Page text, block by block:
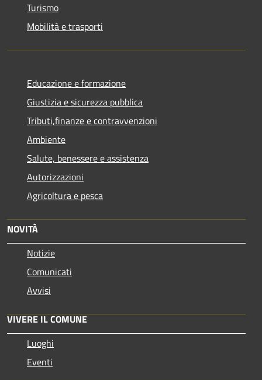
Turismo
Mobilità e trasporti
Educazione e formazione
Giustizia e sicurezza pubblica
Tributi,finanze e contravvenzioni
Ambiente
Salute, benessere e assistenza
Autorizzazioni
Agricoltura e pesca
NOVITÀ
Notizie
Comunicati
Avvisi
VIVERE IL COMUNE
Luoghi
Eventi